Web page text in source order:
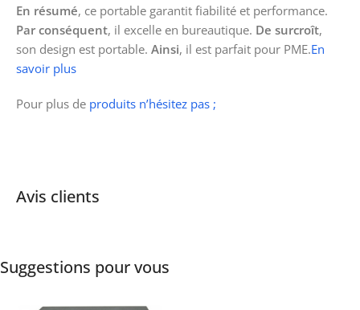
En résumé, ce portable garantit fiabilité et performance.
Par conséquent, il excelle en bureautique. De surcroît,
son design est portable. Ainsi, il est parfait pour PME.En
savoir plus
Pour plus de produits n’hésitez pas ;
Avis clients
Suggestions pour vous